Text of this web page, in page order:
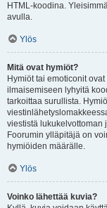
HTML-koodina.
avulla.
Ylös
Mitä ovat hymiöt?
Hymiöt tai emoticonit
ilmaisemiseen lyhyitä
tarkoittaa surullista.
viestistä lukukelvottoman
Foorumin ylläpitäjä on
hymiöiden määrälle.
Ylös
Voinko lähettää kuvia?